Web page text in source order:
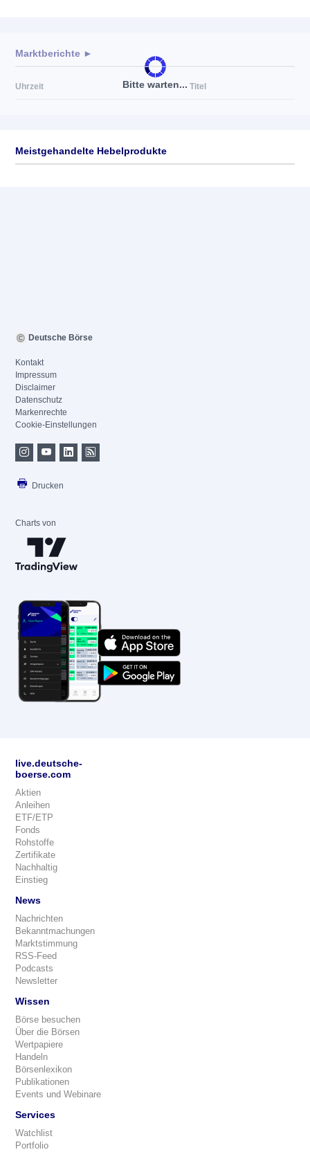
Bitte warten...
Marktberichte ►
Uhrzeit Titel
Meistgehandelte Hebelprodukte
Deutsche Börse
Kontakt
Impressum
Disclaimer
Datenschutz
Markenrechte
Cookie-Einstellungen
Drucken
Charts von
live.deutsche-
boerse.com
Aktien
Anleihen
ETF/ETP
Fonds
Rohstoffe
Zertifikate
Nachhaltig
Einstieg
News
Nachrichten
Bekanntmachungen
Marktstimmung
RSS-Feed
Podcasts
Newsletter
Wissen
Börse besuchen
Über die Börsen
Wertpapiere
Handeln
Börsenlexikon
Publikationen
Events und Webinare
Services
Watchlist
Portfolio